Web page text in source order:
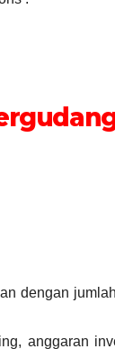
dengan
anggaran